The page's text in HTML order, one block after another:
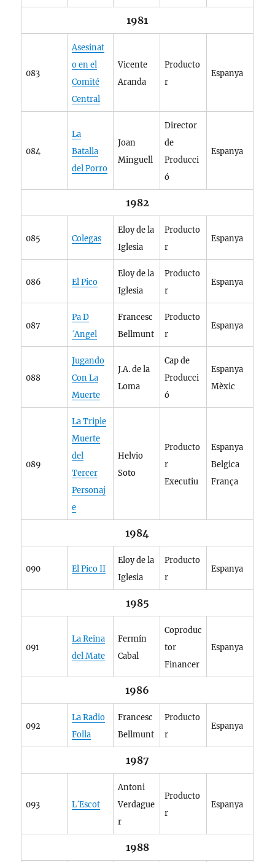
1981
083
Asesinat
o en el
Comité
Central
Vicente
Aranda
Producto
r
Espanya
084
La
Batalla
del Porro
Joan
Minguell
Director
de
Producci
ó
Espanya
1982
085 Colegas
Eloy de la
Iglesia
Producto
r
Espanya
086 El Pico
Eloy de la
Iglesia
Producto
r
Espanya
087
Pa D
´Angel
Francesc
Bellmunt
Producto
r
Espanya
088
Jugando
Con La
Muerte
J.A. de la
Loma
Cap de
Producci
ó
Espanya
Mèxic
089
La Triple
Muerte
del
Tercer
Personaj
e
Helvio
Soto
Producto
r
Executiu
Espanya
Belgica
França
1984
090 El Pico II
Eloy de la
Iglesia
Producto
r
Espanya
1985
091
La Reina
del Mate
Fermín
Cabal
Coproduc
tor
Financer
Espanya
1986
092
La Radio
Folla
Francesc
Bellmunt
Producto
r
Espanya
1987
093 L´Escot
Antoni
Verdague
r
Producto
r
Espanya
1988